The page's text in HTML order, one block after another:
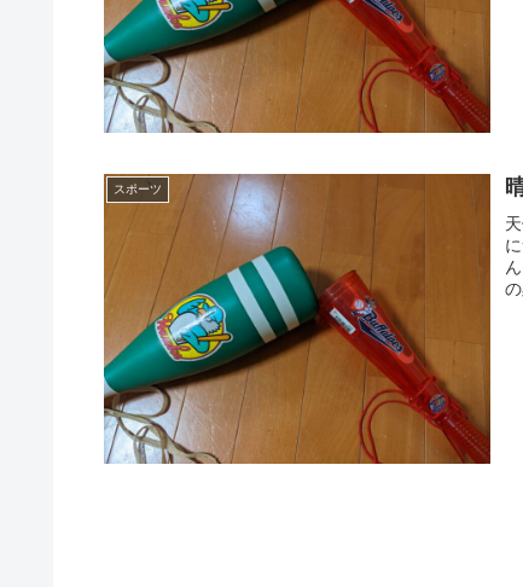
スポーツ